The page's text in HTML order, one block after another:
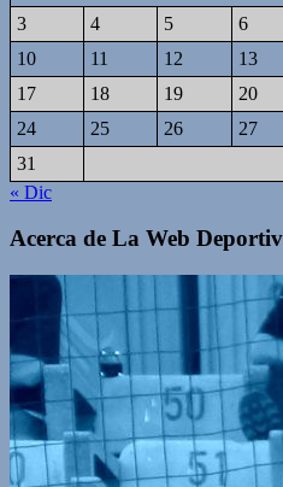
3
4 5 6
10
11 12 13
17
18 19 20
24
25 26 27
31
« Dic
Acerca de La Web